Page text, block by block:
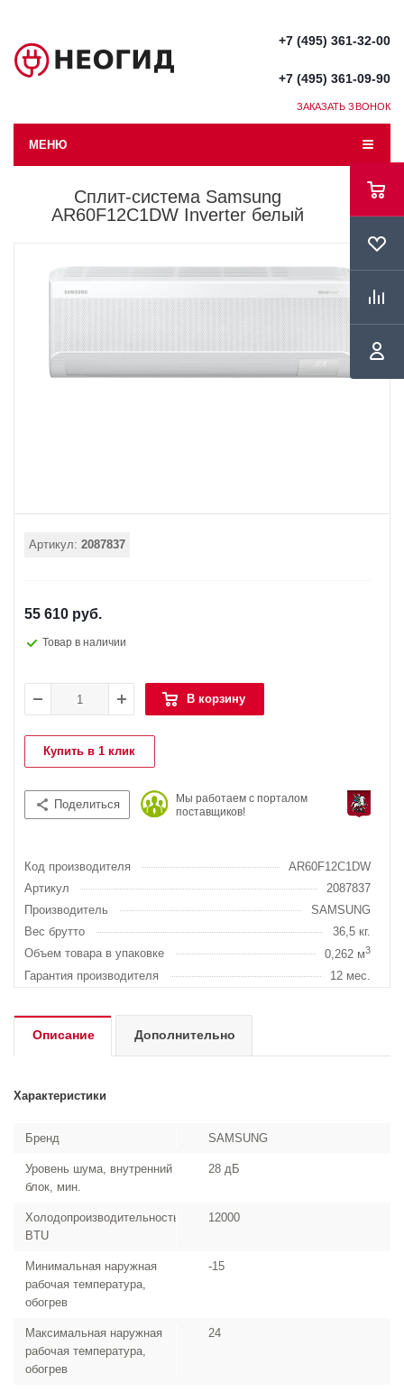
+7 (495) 361-32-00
+7 (495) 361-09-90
ЗАКАЗАТЬ ЗВОНОК
МЕНЮ
Сплит-система Samsung
AR60F12C1DW Inverter белый
Артикул: 2087837
55 610 руб.
Товар в наличии
В корзину
Купить в 1 клик
Поделиться
Мы работаем с порталом
поставщиков!
Код производителя
AR60F12C1DW
Артикул
2087837
Производитель
SAMSUNG
Вес брутто
36,5 кг.
Объем товара в упаковке
0,262 м3
Гарантия производителя 12 мес.
Описание Дополнительно
Характеристики
Бренд SAMSUNG
Уровень шума, внутренний
блок, мин.
28 дБ
Холодопроизводительность,
BTU
12000
Минимальная наружная
рабочая температура,
обогрев
-15
Максимальная наружная
рабочая температура,
обогрев
24